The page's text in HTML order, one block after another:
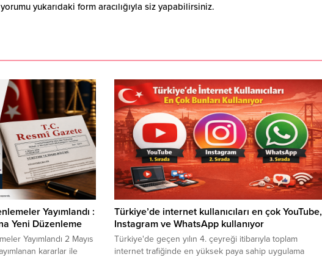
yukarıdaki form aracılığıyla siz yapabilirsiniz.
Yayımlandı :
Yeni Düzenleme
Yayımlandı 2 Mayıs
kararlar ile
Türkiye’de internet kullanıcıları en çok YouTube,
Instagram ve WhatsApp kullanıyor
Türkiye'de geçen yılın 4. çeyreği itibarıyla toplam
internet trafiğinde en yüksek paya sahip uygulama